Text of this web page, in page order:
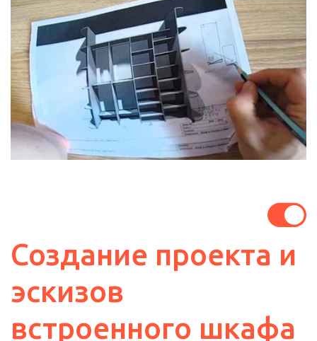
Создание проекта и
эскизов
встроенного шкафа